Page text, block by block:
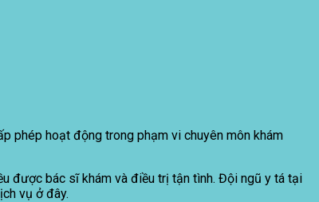
phép hoạt động trong phạm vi chuyên môn khám
được bác sĩ khám và điều trị tận tình. Đội ngũ y tá tại
vụ ở đây.